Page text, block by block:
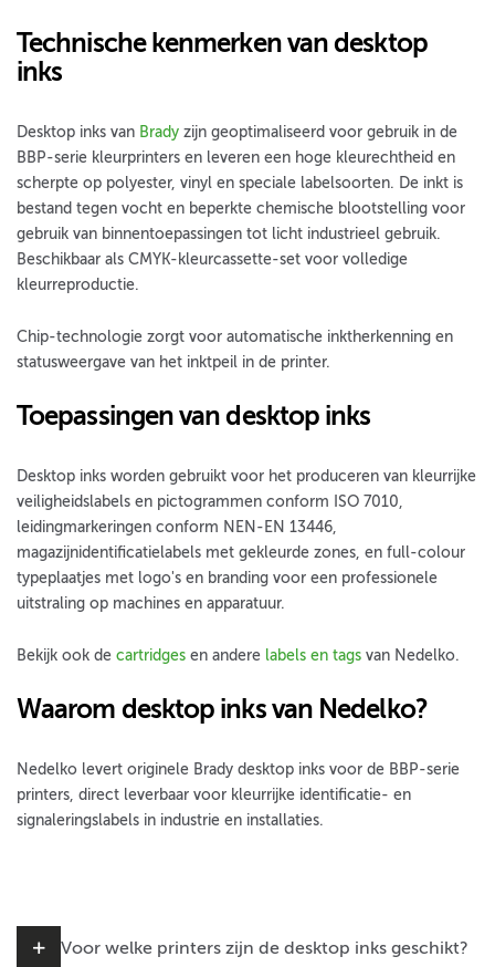
Technische kenmerken van desktop
inks
Desktop inks van Brady zijn geoptimaliseerd voor gebruik in de
BBP-serie kleurprinters en leveren een hoge kleurechtheid en
scherpte op polyester, vinyl en speciale labelsoorten. De inkt is
bestand tegen vocht en beperkte chemische blootstelling voor
gebruik van binnentoepassingen tot licht industrieel gebruik.
Beschikbaar als CMYK-kleurcassette-set voor volledige
kleurreproductie.
Chip-technologie zorgt voor automatische inktherkenning en
statusweergave van het inktpeil in de printer.
Toepassingen van desktop inks
Desktop inks worden gebruikt voor het produceren van kleurrijke
veiligheidslabels en pictogrammen conform ISO 7010,
leidingmarkeringen conform NEN-EN 13446,
magazijnidentificatielabels met gekleurde zones, en full-colour
typeplaatjes met logo's en branding voor een professionele
uitstraling op machines en apparatuur.
Bekijk ook de cartridges en andere labels en tags van Nedelko.
Waarom desktop inks van Nedelko?
Nedelko levert originele Brady desktop inks voor de BBP-serie
printers, direct leverbaar voor kleurrijke identificatie- en
signaleringslabels in industrie en installaties.
Voor welke printers zijn de desktop inks geschikt?